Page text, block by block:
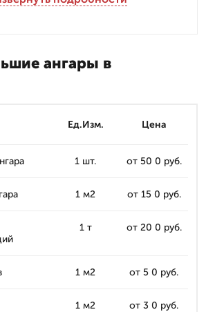
ангары в
Ед.Изм. Цена
1 шт. от 50 0 руб.
1 м2 от 15 0 руб.
1 т от 20 0 руб.
1 м2 от 5 0 руб.
1 м2 от 3 0 руб.